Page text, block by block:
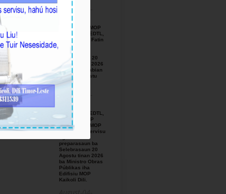
August-05-
2026
BTL, E.P ho MOP
hamutuk ho EDTL,
E.P,Observa Fatin
preparasaun
beemos ba
Selebrasaun 20
Agostu tinan 2026
iha foho Matabian
Hun area Postu
Kelekai.
August-03-
2026
BTL, E.P ho EDTL,
E.P no IGE I.P
enkontru ho MOP
hodi relata servisu
preparasaun ba
Selebrasaun 20
Agostu tinan 2026
ba Ministro Obras
Públikas iha
Edifisiu MOP
Kaikoli Dili.